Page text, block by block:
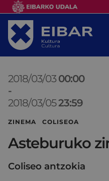
2018/03/03 00:00
-
2018/03/0523:59
ZINEMA COLISEOA
Asteburuko
Coliseo antzokia